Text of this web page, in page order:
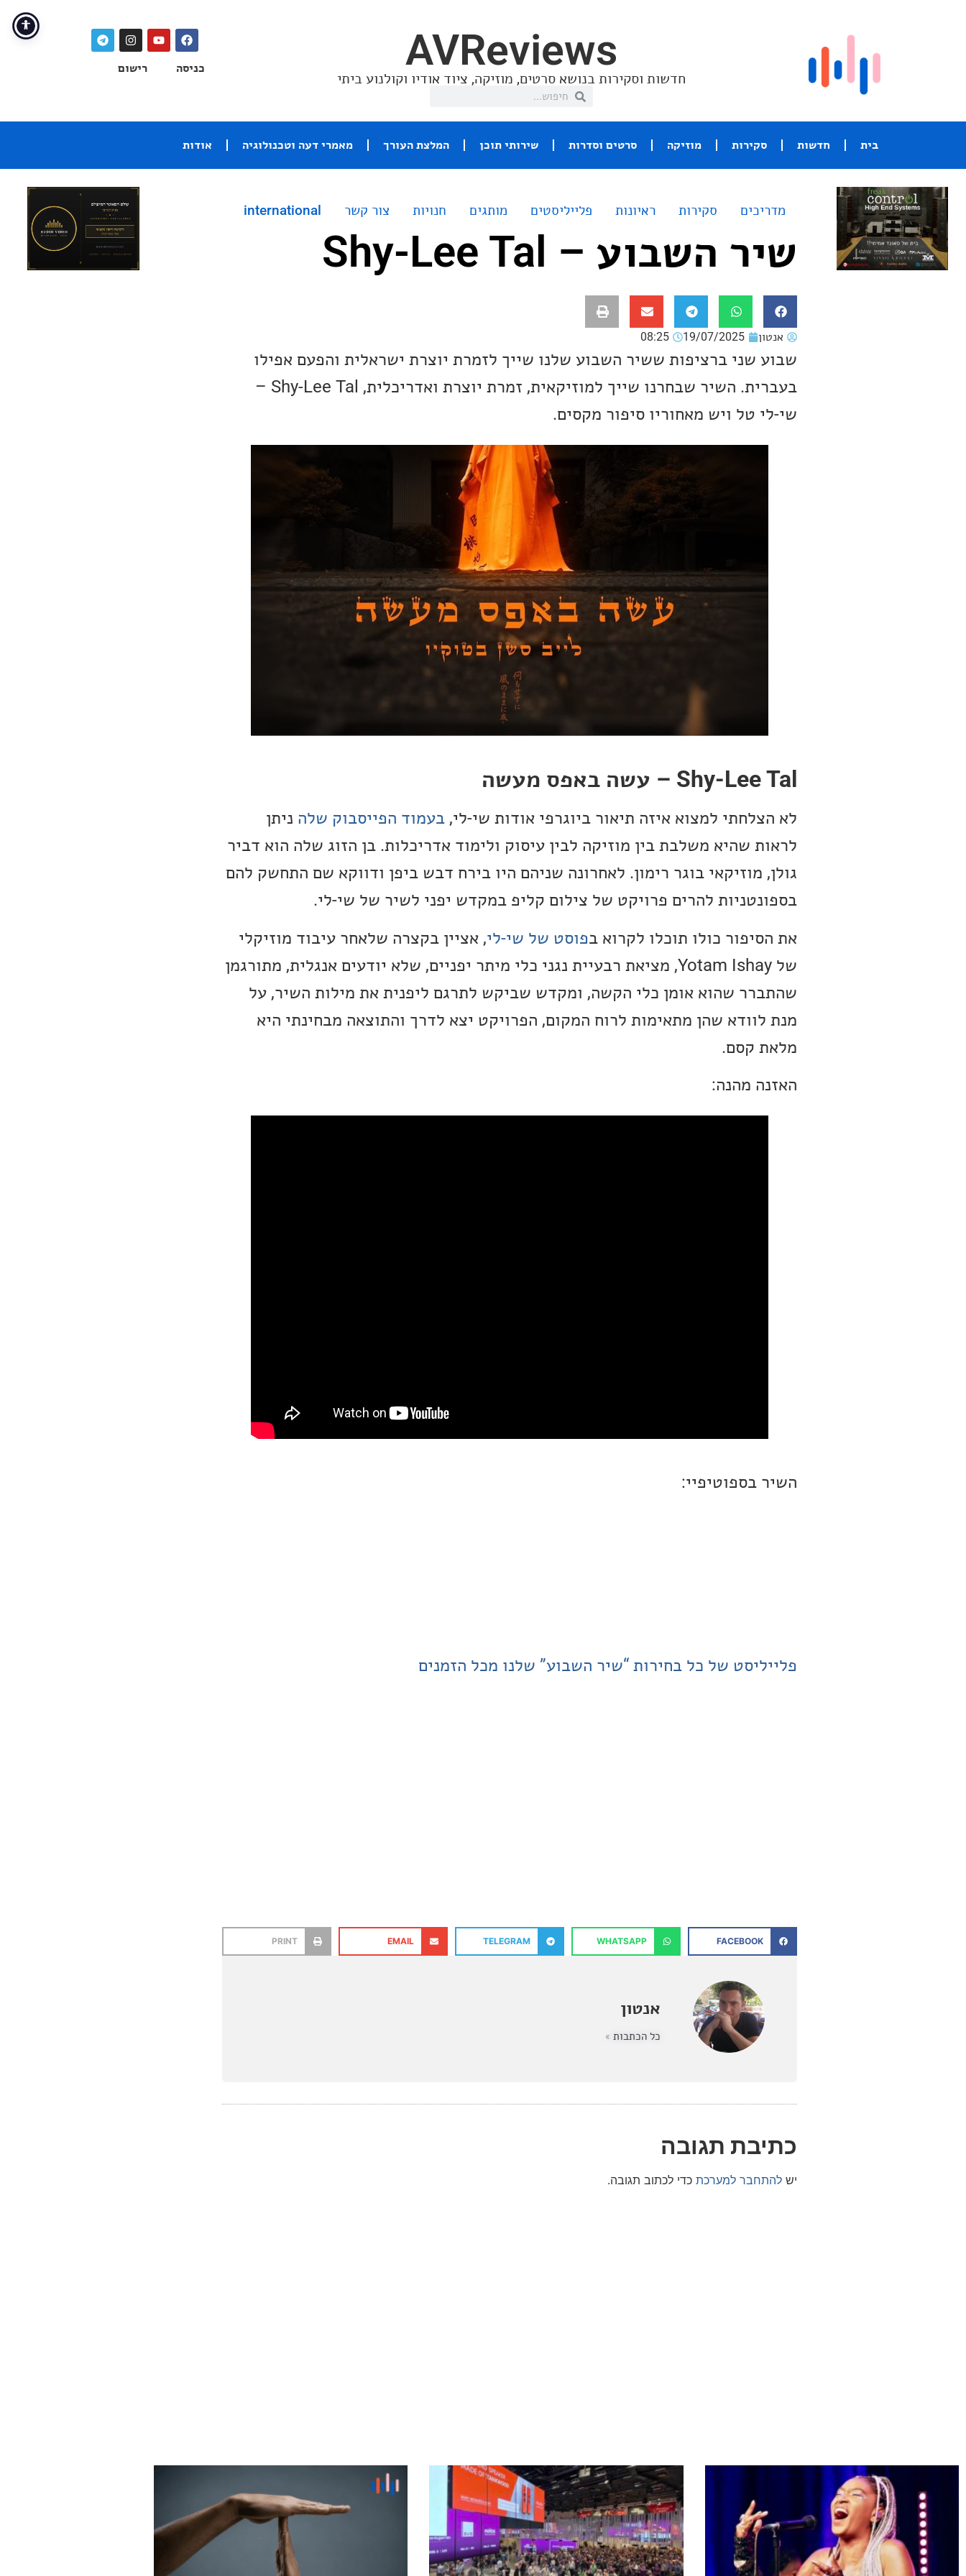
AVReviews
חדשות וסקירות בנושא סרטים, מוזיקה, ציוד אודיו וקולנוע ביתי
כניסה רישום
בית חדשות סקירות מוזיקה סרטים וסדרות שירותי תוכן המלצת העורך מאמרי דעה וטכנולוגיה אודות
מדריכים סקירות ראיונות פלייליסטים מותגים חנויות צור קשר international
שיר השבוע – Shy-Lee Tal
אנטון 19/07/2025
08:25
שבוע שני ברציפות ששיר השבוע שלנו שייך לזמרת יוצרת ישראלית והפעם אפילו
בעברית. השיר שבחרנו שייך למוזיקאית, זמרת יוצרת ואדריכלית, Shy-Lee Tal –
שי-לי טל ויש מאחוריו סיפור מקסים.
Shy-Lee Tal – עשה באפס מעשה
לא הצלחתי למצוא איזה תיאור ביוגרפי אודות שי-לי,בעמוד הפייסבוק שלה ניתן
לראות שהיא משלבת בין מוזיקה לבין עיסוק ולימוד אדריכלות. בן הזוג שלה הוא דביר
גולן, מוזיקאי בוגר רימון. לאחרונה שניהם היו בירח דבש ביפן ודווקא שם התחשק להם
בספונטניות להרים פרויקט של צילום קליפ במקדש יפני לשיר של שי-לי.
את הסיפור כולו תוכלו לקרוא בפוסט של שי-לי, אציין בקצרה שלאחר עיבוד מוזיקלי
של Yotam Ishay, מציאת רבעיית נגני כלי מיתר יפניים, שלא יודעים אנגלית, מתורגמן
שהתברר שהוא אומן כלי הקשה, ומקדש שביקש לתרגם ליפנית את מילות השיר, על
מנת לוודא שהן מתאימות לרוח המקום, הפרויקט יצא לדרך והתוצאה מבחינתי היא
מלאת קסם.
האזנה מהנה:
השיר בספוטיפיי:
פלייליסט של כל בחירות “שיר השבוע” שלנו מכל הזמנים
FACEBOOK
WHATSAPP
TELEGRAM
EMAIL
PRINT
אנטון
כל הכתבות »
כתיבת תגובה
ישלהתחבר למערכת כדי לכתוב תגובה.